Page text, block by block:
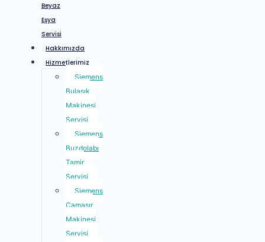
Beyaz
Eşya
Servisi
Hakkımızda
Hizmetlerimiz
Siemens
Bulaşık
Makinesi
Servisi
Siemens
Buzdolabı
Tamir
Servisi
Siemens
Çamaşır
Makinesi
Servisi